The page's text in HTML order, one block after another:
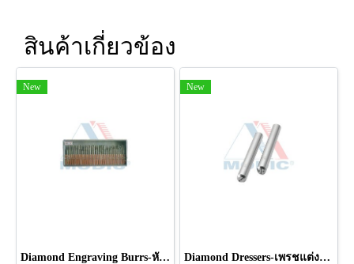
สินค้าเกี่ยวข้อง
New
Diamond Engraving Burrs-หัวเจียรเพชร
New
Diamond Dressers-เพรชแต่งหน้าหินเจียร